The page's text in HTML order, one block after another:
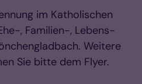
im Katholischen
, Familien-, Lebens-
Weitere
Sie bitte dem Flyer.